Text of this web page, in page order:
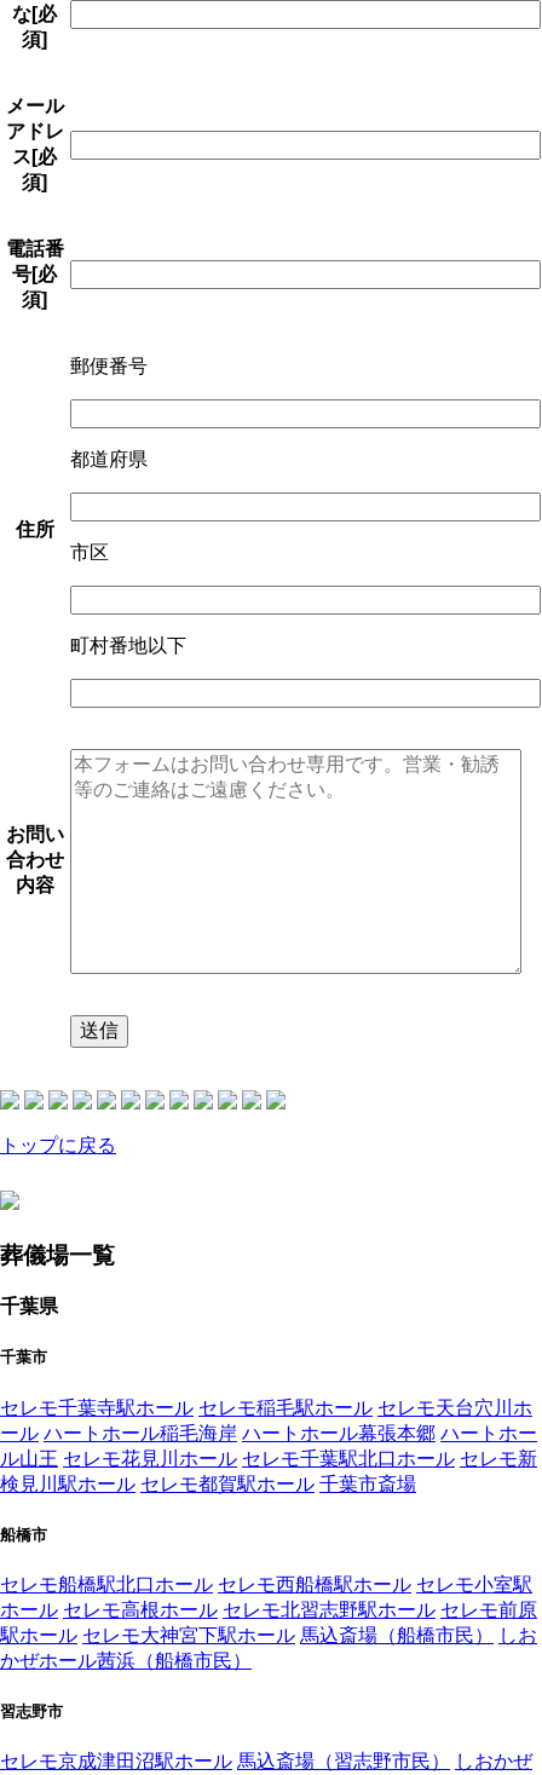
な[必
須]
メール
アドレ
ス [必
須]
電話番
号[必
須]
住所
郵便番号
都道府県
市区
町村番地以下
お問い
合わせ
内容
トップに戻る
葬儀場一覧
千葉県
千葉市
セレモ千葉寺駅ホール セレモ稲毛駅ホール セレモ天台穴川ホ
ール ハートホール稲毛海岸 ハートホール幕張本郷 ハートホー
ル山王 セレモ花見川ホール セレモ千葉駅北口ホール セレモ新
検見川駅ホール セレモ都賀駅ホール 千葉市斎場
船橋市
セレモ船橋駅北口ホール セレモ西船橋駅ホール セレモ小室駅
ホール セレモ高根ホール セレモ北習志野駅ホール セレモ前原
駅ホール セレモ大神宮下駅ホール 馬込斎場（船橋市民）
しお
かぜホール茜浜（船橋市民）
習志野市
セレモ京成津田沼駅ホール 馬込斎場（習志野市民） しおかぜ